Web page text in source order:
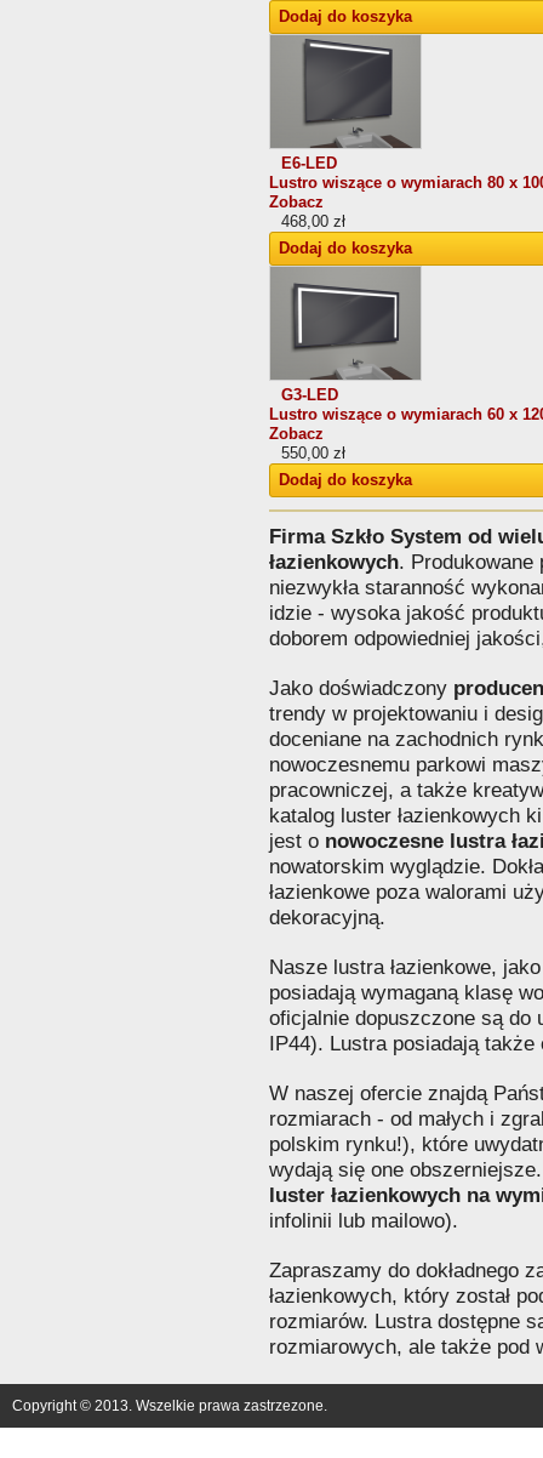
Dodaj do koszyka
E6-LED
Lustro wiszące o wymiarach 80 x
Zobacz
468,00 zł
Dodaj do koszyka
G3-LED
Lustro wiszące o wymiarach 60 x
Zobacz
550,00 zł
Dodaj do koszyka
Firma Szkło System od
łazienkowych. Produkowane
niezwykła staranność
idzie - wysoka jakość
doborem odpowiedniej
Jako doświadczony
trendy w projektowaniu i
doceniane na zachodnich
nowoczesnemu parkowi
pracowniczej, a także
katalog luster łazienkowych
jest o nowoczesne lustra
nowatorskim wyglądzie.
łazienkowe poza walorami
dekoracyjną.
Nasze lustra łazienkowe,
posiadają wymaganą klasę
oficjalnie dopuszczone są do
IP44). Lustra posiadają
W naszej ofercie znajdą
rozmiarach - od małych i
polskim rynku!), które
wydają się one
luster łazienkowych na
infolinii lub mailowo).
Zapraszamy do dokładnego
łazienkowych, który został
rozmiarów. Lustra dostępne
rozmiarowych, ale także pod
Copyright © 2013. Wszelkie prawa zastrzezone.